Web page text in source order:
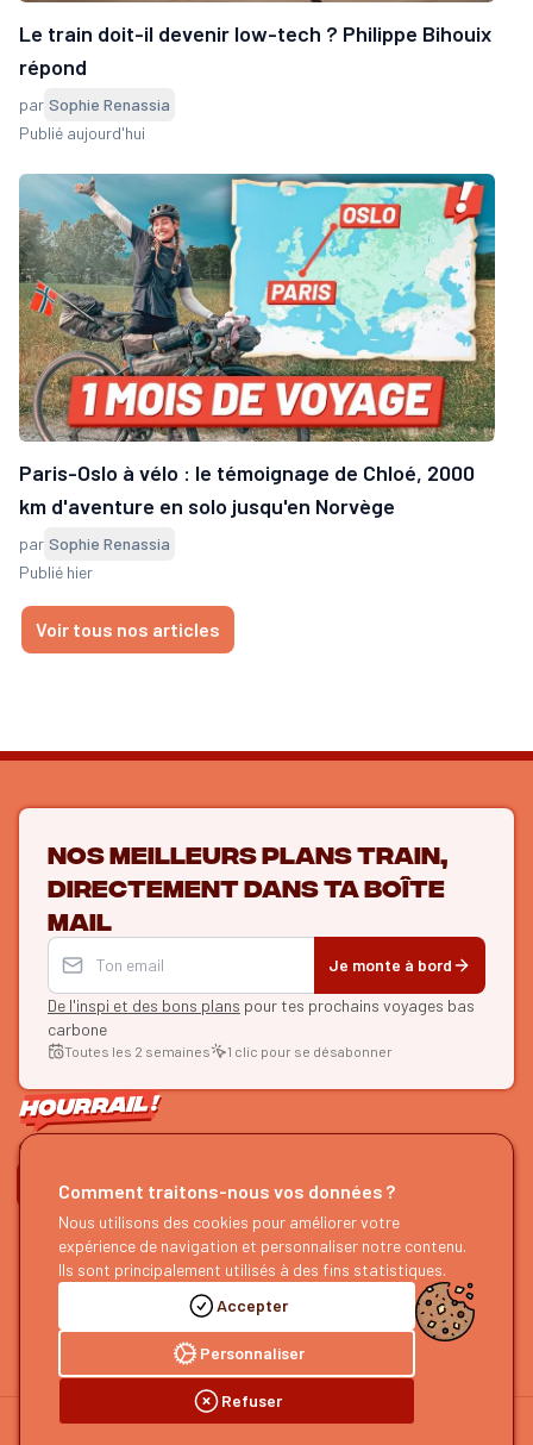
Le train doit-il devenir low-tech ? Philippe Bihouix
répond
par Sophie Renassia
Publié aujourd'hui
Paris-Oslo à vélo : le témoignage de Chloé, 2000
km d'aventure en solo jusqu'en Norvège
par Sophie Renassia
Publié hier
Voir tous nos articles
Nos meilleurs plans train,
directement dans ta boîte
mail
Je monte à bord
De l'inspi et des bons plans pour tes prochains voyages bas
carbone
Toutes les 2 semaines 1 clic pour se désabonner
ON SE SUIT ?
HOURRAIL !
À propos
Devenir partenaire
Nous faire un retour
EXPLORER
Recherche d'itinéraires
Nos guides
Notre blog
Notre podcast
Accepter
Personnaliser
Refuser
Comment traitons-nous vos données ?
Nous utilisons des cookies pour améliorer votre
expérience de navigation et personnaliser notre contenu.
Ils sont principalement utilisés à des fins statistiques.